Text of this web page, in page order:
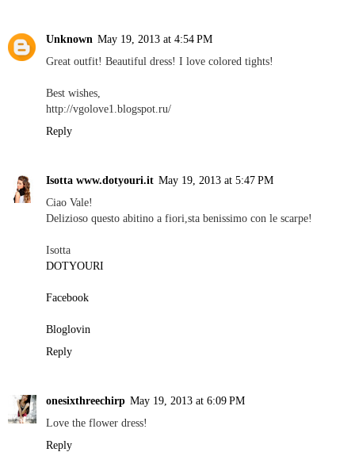
Unknown May 19, 2013 at 4:54 PM
Great outfit! Beautiful dress! I love colored tights!
Best wishes,
http://vgolove1.blogspot.ru/
Reply
Isotta www.dotyouri.it May 19, 2013 at 5:47 PM
Ciao Vale!
Delizioso questo abitino a fiori,sta benissimo con le scarpe!
Isotta
DOTYOURI
Facebook
Bloglovin
Reply
onesixthreechirp May 19, 2013 at 6:09 PM
Love the flower dress!
Reply